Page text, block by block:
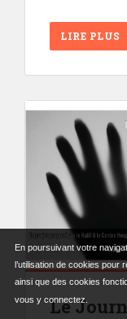
LIRE PLUS
Le
En poursuivant votre
l’utilisation de cookies pour
ainsi que des cookies
vous y connectez.